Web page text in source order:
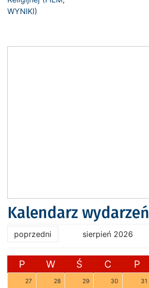
Kalendarz wydarzeń
poprzedni sierpień 2026
P W Ś C P
27 28 29 30 31